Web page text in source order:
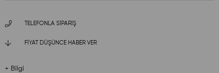
TELEFONLA SIPARIŞ
FIYAT DÜŞÜNCE HABER VER
+ Bilgi